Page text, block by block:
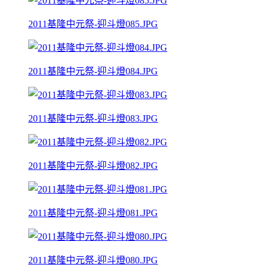
2011基隆中元祭-迎斗燈085.JPG
2011基隆中元祭-迎斗燈084.JPG
2011基隆中元祭-迎斗燈083.JPG
2011基隆中元祭-迎斗燈082.JPG
2011基隆中元祭-迎斗燈081.JPG
2011基隆中元祭-迎斗燈080.JPG